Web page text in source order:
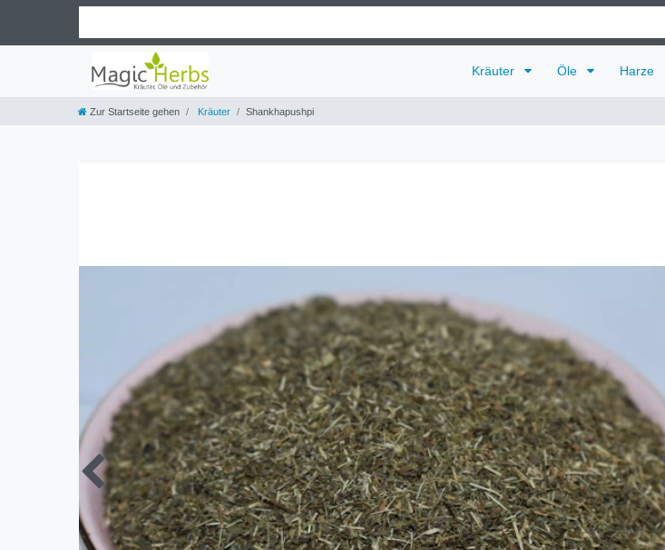
Kräuter Öle Harze
Zur Startseite gehen Kräuter Shankhapushpi